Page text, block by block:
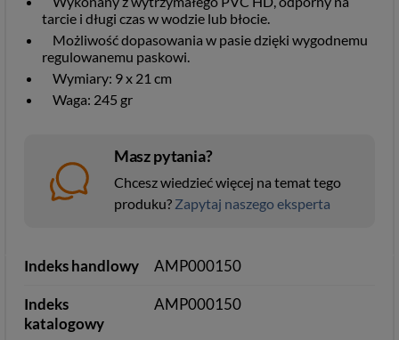
tarcie i długi czas w wodzie lub błocie.
Możliwość dopasowania w pasie dzięki wygodnemu
regulowanemu paskowi.
Wymiary: 9 x 21 cm
Waga: 245 gr
Masz pytania?
Chcesz wiedzieć więcej na temat tego
produku? Zapytaj naszego eksperta
Indeks handlowy AMP000150
Indeks
katalogowy
AMP000150